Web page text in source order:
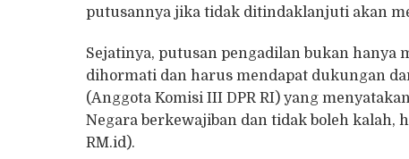
putusannya jika tidak ditindaklanjuti akan
Sejatinya, putusan pengadilan bukan
dihormati dan harus mendapat dukungan
(Anggota Komisi III DPR RI) yang
Negara berkewajiban dan tidak boleh kalah,
RM.id).